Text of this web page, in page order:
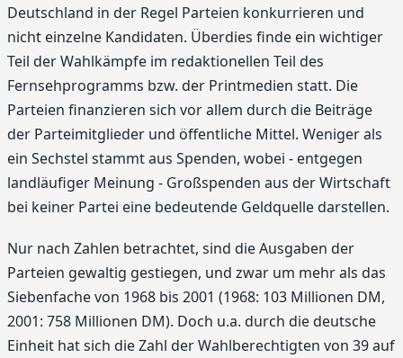
Deutschland in der Regel Parteien konkurrieren und
nicht einzelne Kandidaten. Überdies finde ein wichtiger
Teil der Wahlkämpfe im redaktionellen Teil des
Fernsehprogramms bzw. der Printmedien statt. Die
Parteien finanzieren sich vor allem durch die Beiträge
der Parteimitglieder und öffentliche Mittel. Weniger als
ein Sechstel stammt aus Spenden, wobei - entgegen
landläufiger Meinung - Großspenden aus der Wirtschaft
bei keiner Partei eine bedeutende Geldquelle darstellen.
Nur nach Zahlen betrachtet, sind die Ausgaben der
Parteien gewaltig gestiegen, und zwar um mehr als das
Siebenfache von 1968 bis 2001 (1968: 103 Millionen DM,
2001: 758 Millionen DM). Doch u.a. durch die deutsche
Einheit hat sich die Zahl der Wahlberechtigten von 39 auf